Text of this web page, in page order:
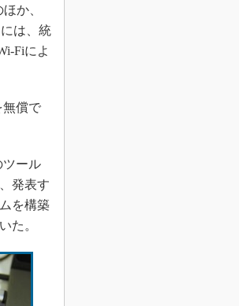
か、
は、統
Fiによ
無償で
ール
発表す
を構築
た。